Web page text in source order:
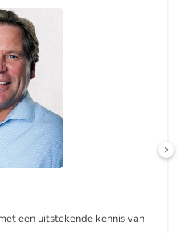
een uitstekende kennis van